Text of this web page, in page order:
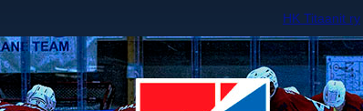
HK Titaanit ry